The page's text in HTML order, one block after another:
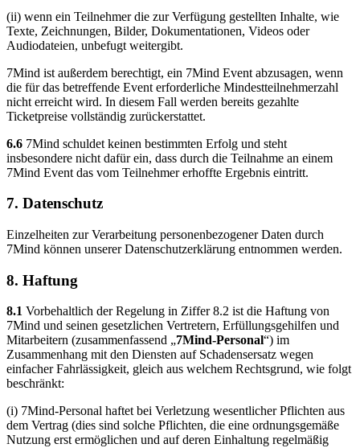
(ii) wenn ein Teilnehmer die zur Verfügung gestellten Inhalte, wie
Texte, Zeichnungen, Bilder, Dokumentationen, Videos oder
Audiodateien, unbefugt weitergibt.
7Mind ist außerdem berechtigt, ein 7Mind Event abzusagen, wenn
die für das betreffende Event erforderliche Mindestteilnehmerzahl
nicht erreicht wird. In diesem Fall werden bereits gezahlte
Ticketpreise vollständig zurückerstattet.
6.6 7Mind schuldet keinen bestimmten Erfolg und steht
insbesondere nicht dafür ein, dass durch die Teilnahme an einem
7Mind Event das vom Teilnehmer erhoffte Ergebnis eintritt.
7. Datenschutz
Einzelheiten zur Verarbeitung personenbezogener Daten durch
7Mind können unserer Datenschutzerklärung entnommen werden.
8. Haftung
8.1 Vorbehaltlich der Regelung in Ziffer 8.2 ist die Haftung von
7Mind und seinen gesetzlichen Vertretern, Erfüllungsgehilfen und
Mitarbeitern (zusammenfassend „7Mind-Personal“) im
Zusammenhang mit den Diensten auf Schadensersatz wegen
einfacher Fahrlässigkeit, gleich aus welchem Rechtsgrund, wie folgt
beschränkt:
(i) 7Mind-Personal haftet bei Verletzung wesentlicher Pflichten aus
dem Vertrag (dies sind solche Pflichten, die eine ordnungsgemäße
Nutzung erst ermöglichen und auf deren Einhaltung regelmäßig